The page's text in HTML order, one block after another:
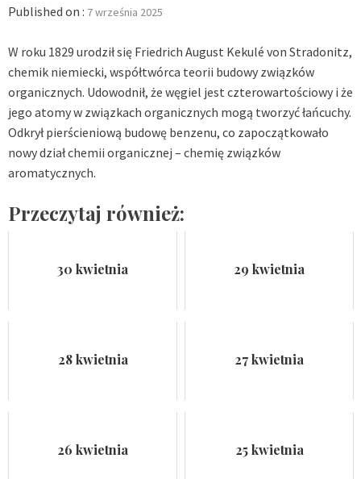
Published on : 7 września 2025
W roku 1829 urodził się Friedrich August Kekulé von Stradonitz,
chemik niemiecki, współtwórca teorii budowy związków
organicznych. Udowodnił, że węgiel jest czterowartościowy i że
jego atomy w związkach organicznych mogą tworzyć łańcuchy.
Odkrył pierścieniową budowę benzenu, co zapoczątkowało
nowy dział chemii organicznej – chemię związków
aromatycznych.
Przeczytaj również:
30 kwietnia 29 kwietnia
28 kwietnia 27 kwietnia
26 kwietnia 25 kwietnia